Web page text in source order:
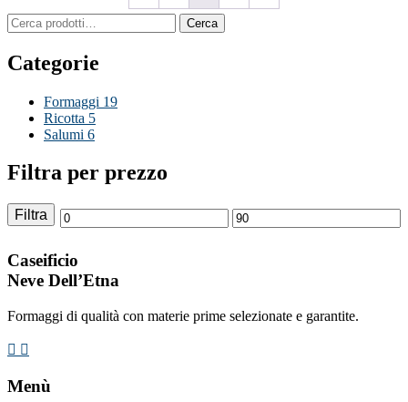
Cerca:
Cerca
Categorie
Formaggi 19
Ricotta 5
Salumi 6
Filtra per prezzo
Prezzo Prezzo
Filtra
Caseificio
Neve Dell’Etna
Formaggi di qualità con materie prime selezionate e garantite.
Menù